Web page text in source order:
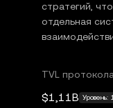
стратегий,
отдельная
TVL протокола
$1,11B Уровень: